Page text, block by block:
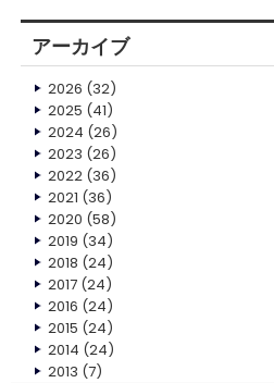
アーカイブ
2026 (32)
2025 (41)
2024 (26)
2023 (26)
2022(36)
2021 (36)
2020 (58)
2019 (34)
2018 (24)
2017(24)
2016 (24)
2015 (24)
2014 (24)
2013 (7)